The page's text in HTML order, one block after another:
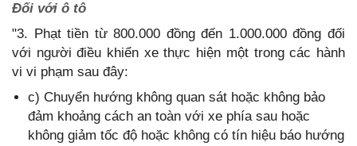
Đối với ô tô
"3. Phạt tiền từ 800.000 đồng đến 1.000.000 đồng đối
với người điều khiển xe thực hiện một trong các hành
vi vi phạm sau đây:
c) Chuyển hướng không quan sát hoặc không bảo
đảm khoảng cách an toàn với xe phía sau hoặc
không giảm tốc độ hoặc không có tín hiệu báo hướng